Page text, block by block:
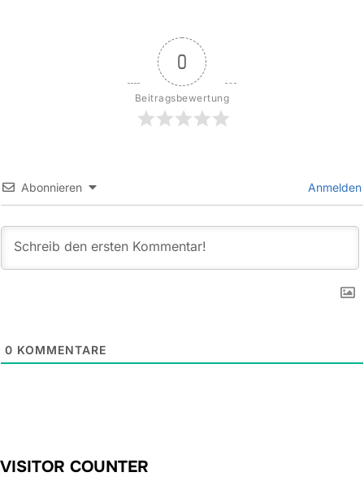
0
Beitragsbewertung
Abonnieren Anmelden
0 KOMMENTARE
VISITOR COUNTER